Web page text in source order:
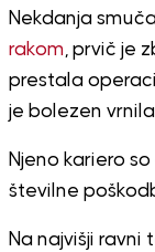
Nekdanja
rakom, prvič je
prestala
je bolezen
Njeno kariero
številne
Na najvišji ravni